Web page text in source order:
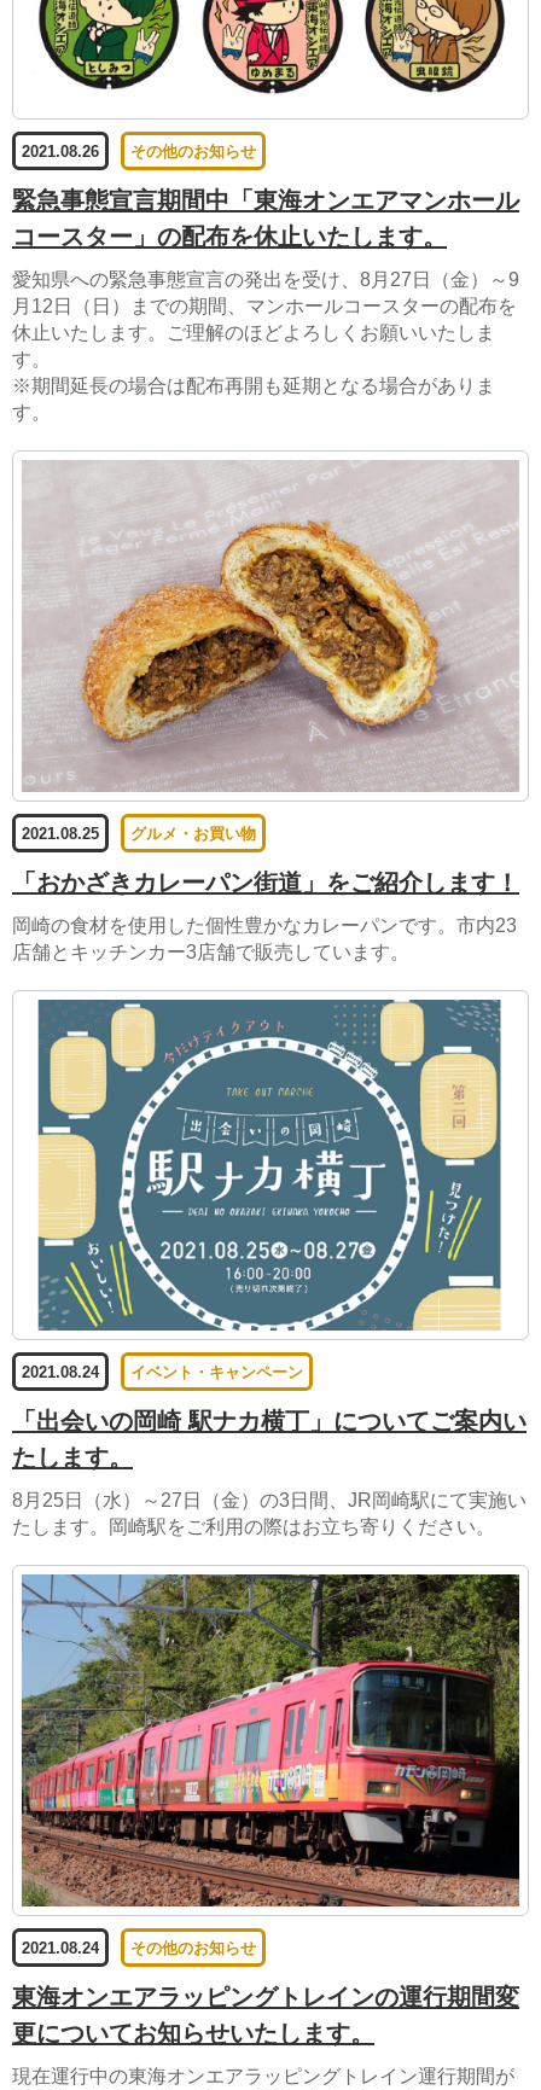
2021.08.26 その他のお知らせ
緊急事態宣言期間中「東海オンエアマンホール
コースター」の配布を休止いたします。
愛知県への緊急事態宣言の発出を受け、8月27日（金）～9
月12日（日）までの期間、マンホールコースターの配布を
休止いたします。ご理解のほどよろしくお願いいたしま
す。
※期間延長の場合は配布再開も延期となる場合がありま
す。
2021.08.25 グルメ・お買い物
「おかざきカレーパン街道」をご紹介します！
岡崎の食材を使用した個性豊かなカレーパンです。市内23
店舗とキッチンカー3店舗で販売しています。
2021.08.24 イベント・キャンペーン
「出会いの岡崎 駅ナカ横丁」についてご案内い
たします。
8月25日（水）～27日（金）の3日間、JR岡崎駅にて実施い
たします。岡崎駅をご利用の際はお立ち寄りください。
2021.08.24 その他のお知らせ
東海オンエアラッピングトレインの運行期間変
更についてお知らせいたします。
現在運行中の東海オンエアラッピングトレイン運行期間が